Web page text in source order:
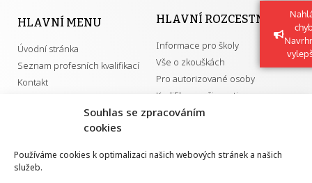
Souhlas se zpracováním
cookies
Používáme cookies k optimalizaci našich webových stránek a našich
služeb.
HLAVNÍ MENU
Úvodní stránka
Seznam profesních kvalifikací
Kontakt
HLAVNÍ ROZCESTNÍK
Informace pro školy
Vše o zkouškách
Pro autorizované osoby
Kvalifikace a živnosti
GDPR